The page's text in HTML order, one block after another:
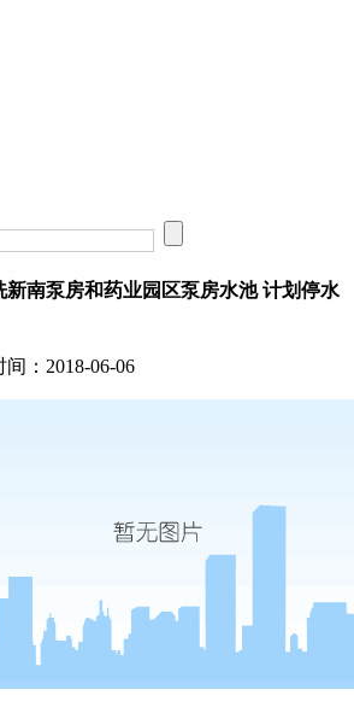
新南泵房和药业园区泵房水池 计划停水
间：2018-06-06